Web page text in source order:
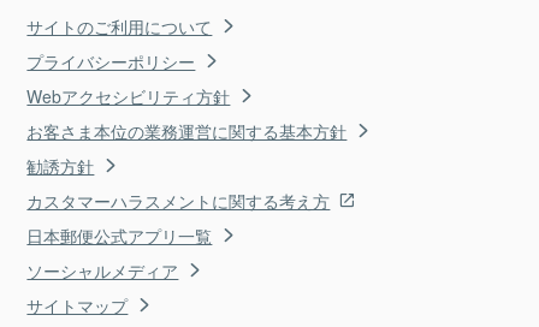
サイトのご利用について
プライバシーポリシー
Webアクセシビリティ方針
お客さま本位の業務運営に関する基本方針
勧誘方針
カスタマーハラスメントに関する考え方
日本郵便公式アプリ一覧
ソーシャルメディア
サイトマップ